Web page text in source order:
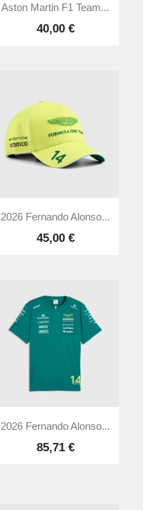
Aston Martin F1 Team...
40,00 €
2026 Fernando Alonso...
45,00 €
2026 Fernando Alonso...
85,71 €